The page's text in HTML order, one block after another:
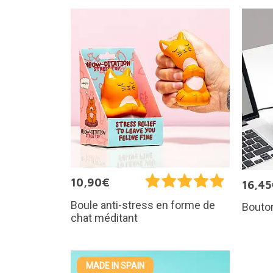
10,90€
Boule anti-stress en forme de
chat méditant
MADE IN SPAIN